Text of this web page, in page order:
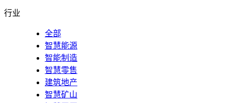
行业
全部
智慧能源
智能制造
智慧零售
建筑地产
智慧矿山